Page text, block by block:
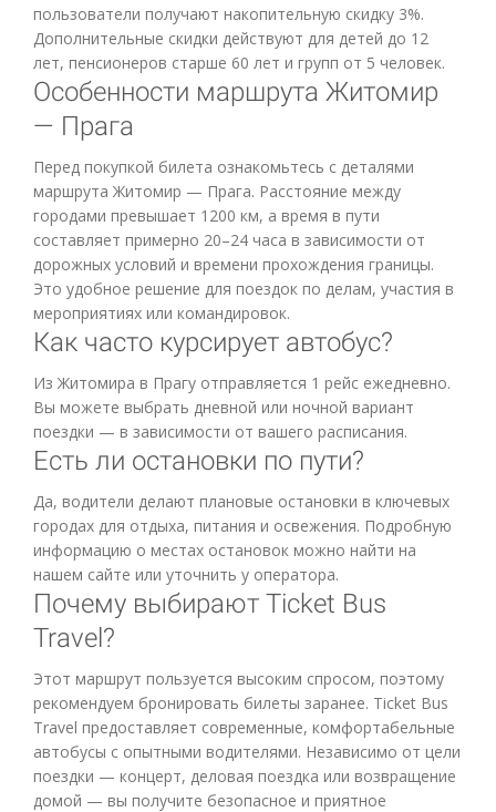
пользователи получают накопительную скидку 3%.
Дополнительные скидки действуют для детей до 12
лет, пенсионеров старше 60 лет и групп от 5 человек.
Особенности маршрута Житомир
— Прага
Перед покупкой билета ознакомьтесь с деталями
маршрута Житомир — Прага. Расстояние между
городами превышает 1200 км, а время в пути
составляет примерно 20–24 часа в зависимости от
дорожных условий и времени прохождения границы.
Это удобное решение для поездок по делам, участия в
мероприятиях или командировок.
Как часто курсирует автобус?
Из Житомира в Прагу отправляется 1 рейс ежедневно.
Вы можете выбрать дневной или ночной вариант
поездки — в зависимости от вашего расписания.
Есть ли остановки по пути?
Да, водители делают плановые остановки в ключевых
городах для отдыха, питания и освежения. Подробную
информацию о местах остановок можно найти на
нашем сайте или уточнить у оператора.
Почему выбирают Ticket Bus
Travel?
Этот маршрут пользуется высоким спросом, поэтому
рекомендуем бронировать билеты заранее. Ticket Bus
Travel предоставляет современные, комфортабельные
автобусы с опытными водителями. Независимо от цели
поездки — концерт, деловая поездка или возвращение
домой — вы получите безопасное и приятное